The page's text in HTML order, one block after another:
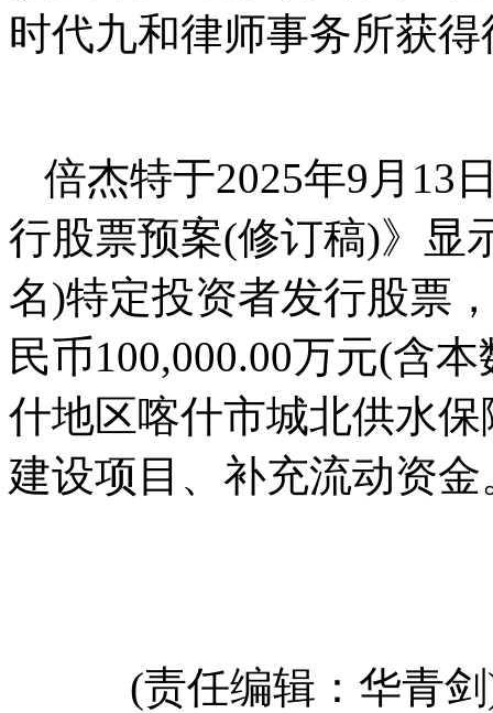
时代九和律师事务所获
倍杰特于2025年9月13
行股票预案(修订稿)》显
名)特定投资者发行股票
民币100,000.00万元(含
什地区喀什市城北供水
建设项目、补充流动资金
(责任编辑：华青